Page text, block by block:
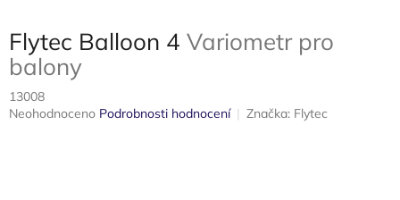
Flytec Balloon 4 Variometr pro
balony
13008
Průměrné
Neohodnoceno Podrobnosti hodnocení Značka: Flytec